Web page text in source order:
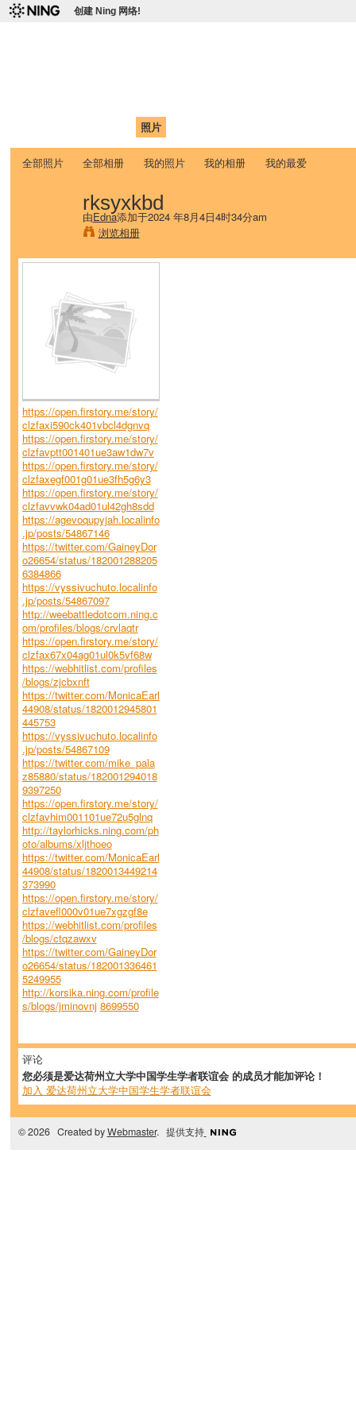
创建 Ning 网络!
照片
全部照片 全部相册 我的照片 我的相册 我的最爱
rksyxkbd
由Edna添加于2024 年8月4日4时34分am
浏览相册
https://open.firstory.me/story/
clzfaxi590ck401vbcl4dgnvq
https://open.firstory.me/story/
clzfavptt001401ue3aw1dw7v
https://open.firstory.me/story/
clzfaxegf001g01ue3fh5g6y3
https://open.firstory.me/story/
clzfavvwk04ad01ul42gh8sdd
https://agevoqupyjah.localinfo
.jp/posts/54867146
https://twitter.com/GaineyDor
o26654/status/182001288205
6384866
https://vyssivuchuto.localinfo
.jp/posts/54867097
http://weebattledotcom.ning.c
om/profiles/blogs/crvlaqtr
https://open.firstory.me/story/
clzfax67x04ag01ul0k5vf68w
https://webhitlist.com/profiles
/blogs/zjcbxnft
https://twitter.com/MonicaEarl
44908/status/1820012945801
445753
https://vyssivuchuto.localinfo
.jp/posts/54867109
https://twitter.com/mike_pala
z85880/status/182001294018
9397250
https://open.firstory.me/story/
clzfavhim001101ue72u5glnq
http://taylorhicks.ning.com/ph
oto/albums/xljthoeo
https://twitter.com/MonicaEarl
44908/status/1820013449214
373990
https://open.firstory.me/story/
clzfavefl000v01ue7xgzgf8e
https://webhitlist.com/profiles
/blogs/ctqzawxv
https://twitter.com/GaineyDor
o26654/status/182001336461
5249955
http://korsika.ning.com/profile
s/blogs/jminovnj 8699550
评论
您必须是爱达荷州立大学中国学生学者联谊会 的成员才能加评论！
加入 爱达荷州立大学中国学生学者联谊会
© 2026 Created byWebmaster. 提供支持